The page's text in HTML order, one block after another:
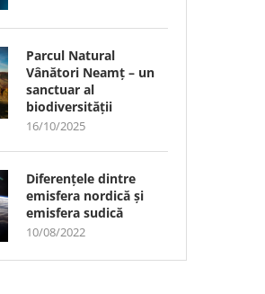
Parcul Natural
Vânători Neamț – un
sanctuar al
biodiversității
16/10/2025
Diferențele dintre
emisfera nordică și
emisfera sudică
10/08/2022